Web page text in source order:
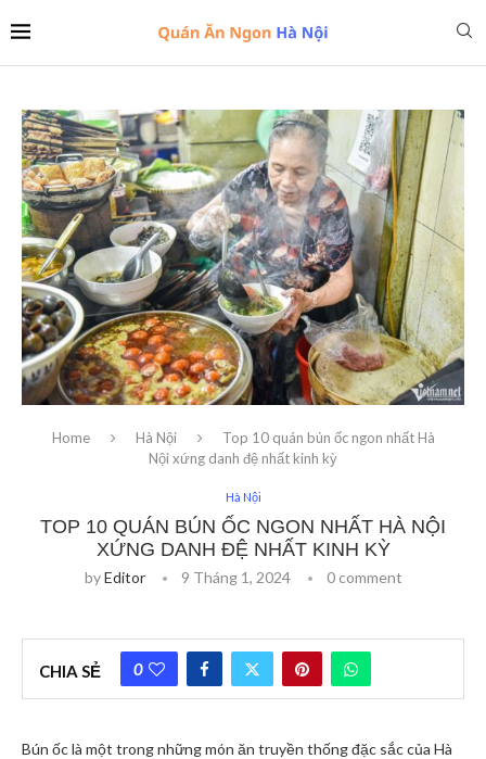
Home Hà Nội
Top 10 quán bún ốc ngon nhất Hà
Nội xứng danh đệ nhất kinh kỳ
Hà Nội
TOP 10 QUÁN BÚN ỐC NGON NHẤT HÀ NỘI
XỨNG DANH ĐỆ NHẤT KINH KỲ
byEditor 9 Tháng 1, 2024 0 comment
CHIA SẺ 0
Bún ốc là một trong những món ăn truyền thống đặc sắc của Hà